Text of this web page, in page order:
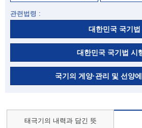
관련법령 :
대한민국 국기법
대한민국 국기법 시
국기의 게양·관리 및 선양
태극기의 내력과 담긴 뜻